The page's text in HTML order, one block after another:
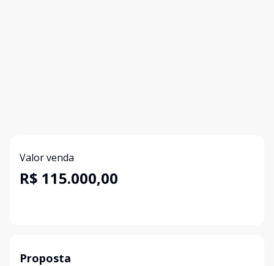
Valor venda
R$ 115.000,00
Proposta